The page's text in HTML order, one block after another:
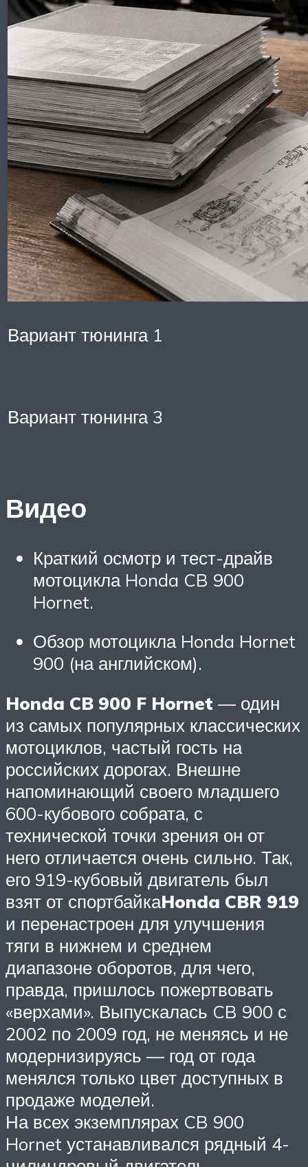
Вариант тюнинга 1
Вариант тюнинга 3
Видео
Краткий осмотр и тест-драйв
мотоцикла Honda CB 900
Hornet.
Обзор мотоцикла Honda Hornet
900 (на английском).
Honda CB 900 F Hornet — один
из самых популярных классических
мотоциклов, частый гость на
российских дорогах. Внешне
напоминающий своего младшего
600-кубового собрата, с
технической точки зрения он от
него отличается очень сильно. Так,
его 919-кубовый двигатель был
взят от спортбайкаHonda CBR 919
и перенастроен для улучшения
тяги в нижнем и среднем
диапазоне оборотов, для чего,
правда, пришлось пожертвовать
«верхами». Выпускалась CB 900 с
2002 по 2009 год, не меняясь и не
модернизируясь — год от года
менялся только цвет доступных в
продаже моделей.
На всех экземплярах CB 900
Hornet устанавливался рядный 4-